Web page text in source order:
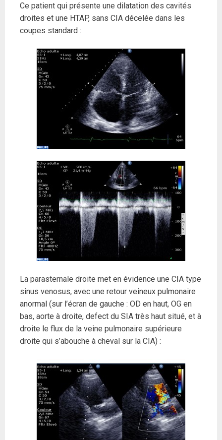
Ce patient qui présente une dilatation des cavités
droites et une HTAP, sans CIA décelée dans les
coupes standard :
La parasternale droite met en évidence une CIA type
sinus venosus, avec une retour veineux pulmonaire
anormal (sur l’écran de gauche : OD en haut, OG en
bas, aorte à droite, defect du SIA très haut situé, et à
droite le flux de la veine pulmonaire supérieure
droite qui s’abouche à cheval sur la CIA) :